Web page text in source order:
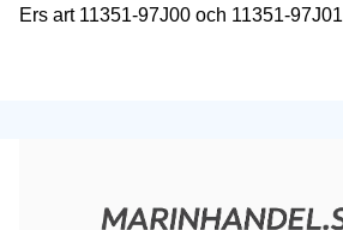
Ers art 11351-97J00 och 11351-97J01